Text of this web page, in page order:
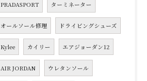
PRADASPORT ターミネーター
オールソール修理 ドライビングシューズ
Kylee カイリー エアジョーダン12
AIR JORDAN ウレタンソール